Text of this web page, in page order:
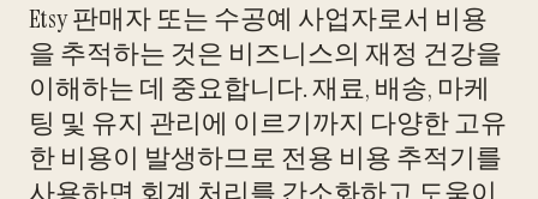
Etsy 판매자 또는 수공예 사업자로서 비용
을 추적하는 것은 비즈니스의 재정 건강을
이해하는 데 중요합니다. 재료, 배송, 마케
팅 및 유지 관리에 이르기까지 다양한 고유
한 비용이 발생하므로 전용 비용 추적기를